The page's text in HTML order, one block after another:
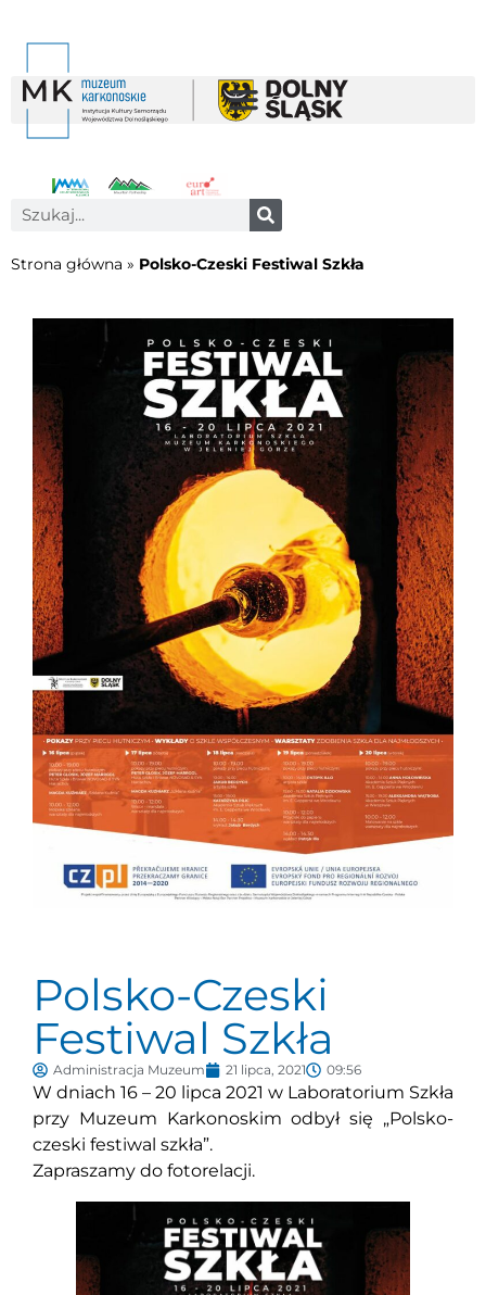
Strona główna » Polsko-Czeski Festiwal Szkła
Polsko-Czeski
Festiwal Szkła
Administracja Muzeum 21 lipca, 2021 09:56
W dniach 16 – 20 lipca 2021 w Laboratorium Szkła
przy Muzeum Karkonoskim odbył się „Polsko-
czeski festiwal szkła”.
Zapraszamy do fotorelacji.